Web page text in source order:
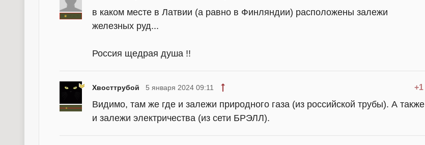
в каком месте в Латвии (а равно в Финляндии) расположены залежи
железных руд...
Россия щедрая душа !!
Хвосттрубой +1
5 января 2024 09:11
Видимо, там же где и залежи природного газа (из российской трубы). А также
и залежи электричества (из сети БРЭЛЛ).